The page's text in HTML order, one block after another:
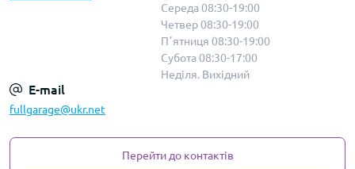
Середа 08:30-19:00
Четвер 08:30-19:00
Пʼятниця 08:30-19:00
Субота 08:30-17:00
Неділя. Вихідний
E-mail
fullgarage@ukr.net
Перейти до контактів